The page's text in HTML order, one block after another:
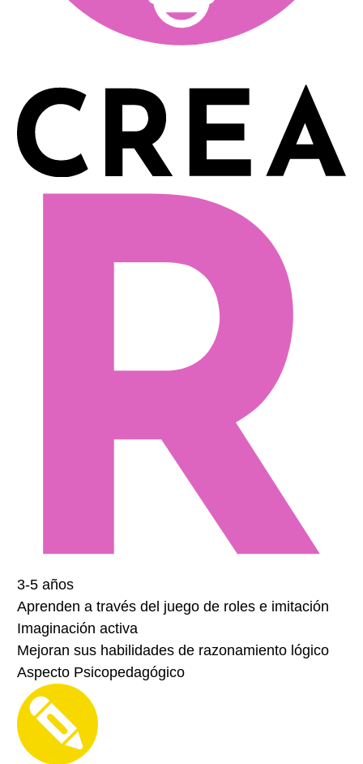
3-5 años
Aprenden a través del juego de roles e imitación
Imaginación activa
Mejoran sus habilidades de razonamiento lógico
Aspecto Psicopedagógico